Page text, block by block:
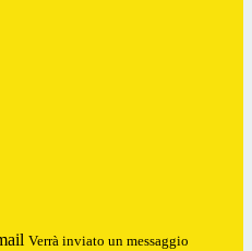
Verrà inviato un messaggio